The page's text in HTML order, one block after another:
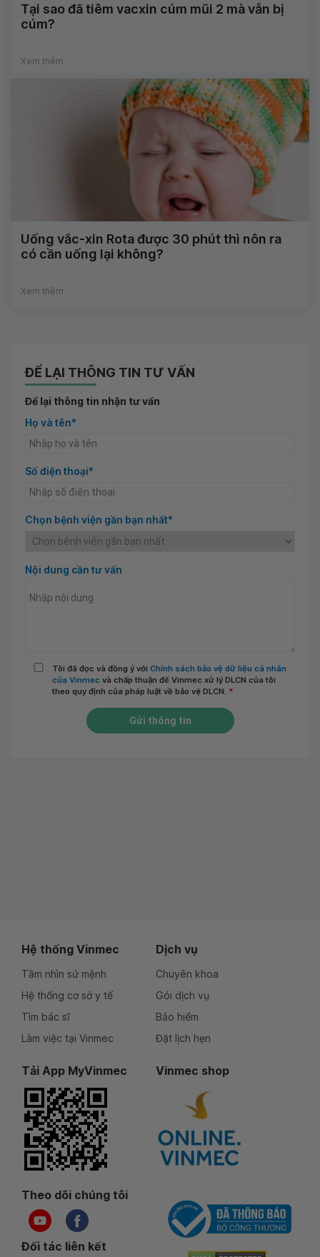
Tại sao đã tiêm vacxin cúm mũi 2 mà vẫn bị
cúm?
Xem thêm
Uống vắc-xin Rota được 30 phút thì nôn ra
có cần uống lại không?
Xem thêm
ĐỂ LẠI THÔNG TIN TƯ VẤN
Để lại thông tin nhận tư vấn
Họ và tên*
Số điện thoại*
Chọn bệnh viện gần bạn nhất*
Nội dung cần tư vấn
Tôi đã đọc và đồng ý với Chính sách bảo vệ dữ liệu cá nhân
của Vinmec và chấp thuận để Vinmec xử lý DLCN của tôi
theo quy định của pháp luật về bảo vệ DLCN. *
Gửi thông tin
Hệ thống Vinmec
Tầm nhìn sứ mệnh
Hệ thống cơ sở y tế
Tìm bác sĩ
Làm việc tại Vinmec
Dịch vụ
Chuyên khoa
Gói dịch vụ
Bảo hiểm
Đặt lịch hẹn
Tải App MyVinmec Vinmec shop
Theo dõi chúng tôi
Đối tác liên kết